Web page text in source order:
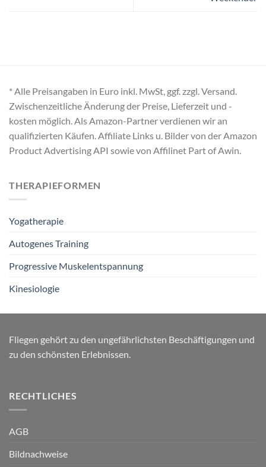
* Alle Preisangaben in Euro inkl. MwSt, ggf. zzgl. Versand.
Zwischenzeitliche Änderung der Preise, Lieferzeit und -
kosten möglich. Als Amazon-Partner verdienen wir an
qualifizierten Käufen. Affiliate Links u. Bilder von der Amazon
Product Advertising API sowie von Affilinet Part of Awin.
THERAPIEFORMEN
Yogatherapie
Autogenes Training
Progressive Muskelentspannung
Kinesiologie
Fliegen gehört zu den ungefährlichsten Beschäftigungen und
zu den schönsten Erlebnissen.
RECHTLICHES
AGB
Bildnachweise